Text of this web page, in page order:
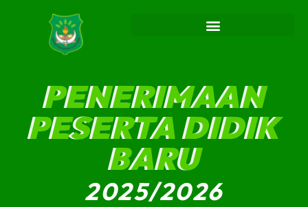
PENERIMAAN
PESERTA DIDIK
BARU
2025/2026